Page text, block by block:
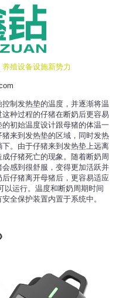
养殖设备设施新势力
制发热垫的温度，并逐渐将温
种过程的仔猪在断奶后更容易
初始温度设计跟母猪的体温一
来到发热垫的区域，同时发热
。由于仔猪来到发热垫上远离
仔猪死亡的现象。随着断奶周
感到很舒服，变得更加活跃并
仔猪离开母猪后，更容易适应
以运行。温度和断奶周期时间
全保护装置内置于系统中。